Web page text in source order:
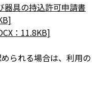
器具の持込許可申請書
：11.8KB]
られる場合は、利用の